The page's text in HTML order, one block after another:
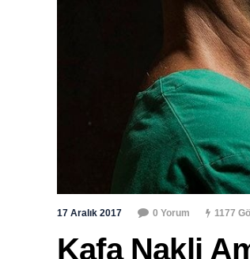
17 Aralık 2017 0 Yorum 1177
Kafa Nakli